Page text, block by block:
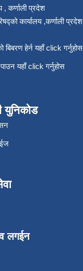
, कर्णाली प्रदेश
कार्यालय ,कर्णाली प्रदेश
बिबरण हेर्न यहाँ click गर्नुहोस
पाउन यहाँ click गर्नुहोस
युनिकोड
लगईन